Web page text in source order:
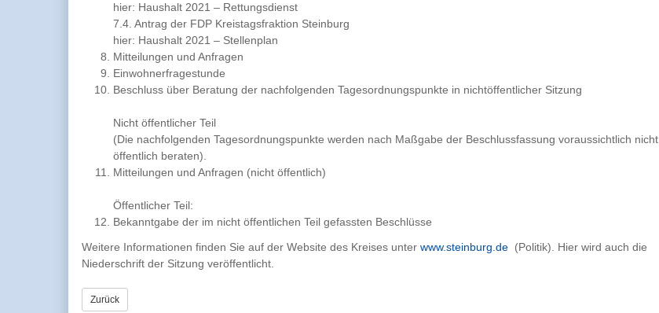
hier: Haushalt 2021 – Rettungsdienst
7.4. Antrag der FDP Kreistagsfraktion Steinburg
hier: Haushalt 2021 – Stellenplan
Mitteilungen und Anfragen
Einwohnerfragestunde
Beschluss über Beratung der nachfolgenden Tagesordnungspunkte in nichtöffentlicher Sitzung
Nicht öffentlicher Teil
(Die nachfolgenden Tagesordnungspunkte werden nach Maßgabe der Beschlussfassung voraussichtlich nicht
öffentlich beraten).
Mitteilungen und Anfragen (nicht öffentlich)
Öffentlicher Teil:
Bekanntgabe der im nicht öffentlichen Teil gefassten Beschlüsse
Weitere Informationen finden Sie auf der Website des Kreises unter www.steinburg.de (Politik). Hier wird auch die
Niederschrift der Sitzung veröffentlicht.
Zurück